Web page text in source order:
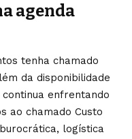
agenda
tenha chamado
da disponibilidade
enfrentando
ao chamado Custo
logística